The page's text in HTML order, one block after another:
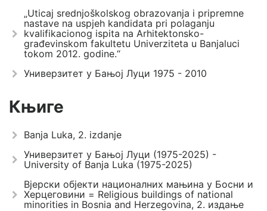
„Uticaj srednjoškolskog obrazovanja i pripremne
nastave na uspjeh kandidata pri polaganju
kvalifikacionog ispita na Arhitektonsko-
građevinskom fakultetu Univerziteta u Banjaluci
tokom 2012. godine.“
Универзитет у Бањој Луци 1975 - 2010
Књиге
Banja Luka, 2. izdanje
Универзитет у Бањој Луци (1975-2025) -
University of Banja Luka (1975-2025)
Вјерски објекти националних мањина у Босни и
Херцеговини = Religious buildings of national
minorities in Bosnia and Herzegovina, 2. издање